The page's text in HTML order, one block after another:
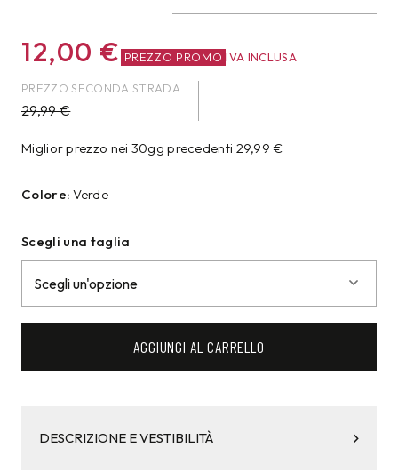
12,00 € PREZZO PROMO IVA INCLUSA
PREZZO SECONDA STRADA
29,99€
Miglior prezzo nei 30gg precedenti 29,99€
Colore: Verde
Scegli una taglia
AGGIUNGI AL CARRELLO
DESCRIZIONE E VESTIBILITÀ